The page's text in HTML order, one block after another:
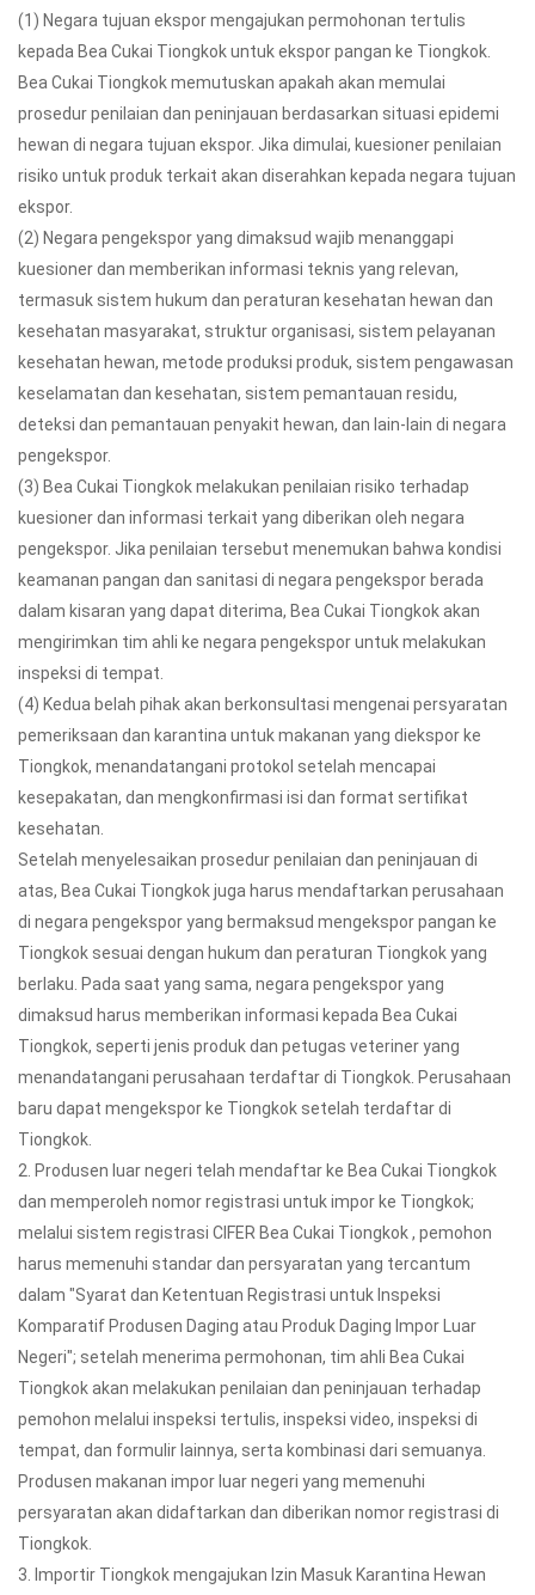
(1) Negara tujuan ekspor mengajukan permohonan tertulis
kepada Bea Cukai Tiongkok untuk ekspor pangan ke Tiongkok.
Bea Cukai Tiongkok memutuskan apakah akan memulai
prosedur penilaian dan peninjauan berdasarkan situasi epidemi
hewan di negara tujuan ekspor. Jika dimulai, kuesioner penilaian
risiko untuk produk terkait akan diserahkan kepada negara tujuan
ekspor.
(2) Negara pengekspor yang dimaksud wajib menanggapi
kuesioner dan memberikan informasi teknis yang relevan,
termasuk sistem hukum dan peraturan kesehatan hewan dan
kesehatan masyarakat, struktur organisasi, sistem pelayanan
kesehatan hewan, metode produksi produk, sistem pengawasan
keselamatan dan kesehatan, sistem pemantauan residu,
deteksi dan pemantauan penyakit hewan, dan lain-lain di negara
pengekspor.
(3) Bea Cukai Tiongkok melakukan penilaian risiko terhadap
kuesioner dan informasi terkait yang diberikan oleh negara
pengekspor. Jika penilaian tersebut menemukan bahwa kondisi
keamanan pangan dan sanitasi di negara pengekspor berada
dalam kisaran yang dapat diterima, Bea Cukai Tiongkok akan
mengirimkan tim ahli ke negara pengekspor untuk melakukan
inspeksi di tempat.
(4) Kedua belah pihak akan berkonsultasi mengenai persyaratan
pemeriksaan dan karantina untuk makanan yang diekspor ke
Tiongkok, menandatangani protokol setelah mencapai
kesepakatan, dan mengkonfirmasi isi dan format sertifikat
kesehatan.
Setelah menyelesaikan prosedur penilaian dan peninjauan di
atas, Bea Cukai Tiongkok juga harus mendaftarkan perusahaan
di negara pengekspor yang bermaksud mengekspor pangan ke
Tiongkok sesuai dengan hukum dan peraturan Tiongkok yang
berlaku. Pada saat yang sama, negara pengekspor yang
dimaksud harus memberikan informasi kepada Bea Cukai
Tiongkok, seperti jenis produk dan petugas veteriner yang
menandatangani perusahaan terdaftar di Tiongkok. Perusahaan
baru dapat mengekspor ke Tiongkok setelah terdaftar di
Tiongkok.
2. Produsen luar negeri telah mendaftar ke Bea Cukai Tiongkok
dan memperoleh nomor registrasi untuk impor ke Tiongkok;
melalui sistem registrasi CIFER Bea Cukai Tiongkok , pemohon
harus memenuhi standar dan persyaratan yang tercantum
dalam "Syarat dan Ketentuan Registrasi untuk Inspeksi
Komparatif Produsen Daging atau Produk Daging Impor Luar
Negeri"; setelah menerima permohonan, tim ahli Bea Cukai
Tiongkok akan melakukan penilaian dan peninjauan terhadap
pemohon melalui inspeksi tertulis, inspeksi video, inspeksi di
tempat, dan formulir lainnya, serta kombinasi dari semuanya.
Produsen makanan impor luar negeri yang memenuhi
persyaratan akan didaftarkan dan diberikan nomor registrasi di
Tiongkok.
3. Importir Tiongkok mengajukan Izin Masuk Karantina Hewan